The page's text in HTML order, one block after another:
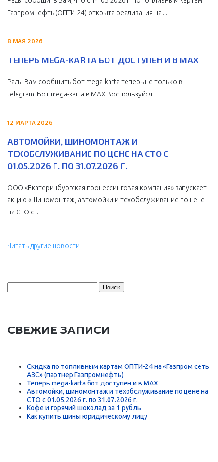
Газпромнефть (ОПТИ-24) открыта реализация на ...
8 МАЯ 2026
ТЕПЕРЬ MEGA-KARTA БОТ ДОСТУПЕН И В MAX
Рады Вам сообщить бот mega-karta теперь не только в
telegram. Бот mega-karta в МАХ Воспользуйся ...
12 МАРТА 2026
АВТОМОЙКИ, ШИНОМОНТАЖ И
ТЕХОБСЛУЖИВАНИЕ ПО ЦЕНЕ НА СТО С
01.05.2026 Г. ПО 31.07.2026 Г.
ООО «Екатеринбургская процессинговая компания» запускает
акцию «Шиномонтаж, автомойки и техобслуживание по цене
на СТО с ...
Читать другие новости
СВЕЖИЕ ЗАПИСИ
Скидка по топливным картам ОПТИ-24 на «Газпром сеть
АЗС» (партнер Газпромнефть)
Теперь mega-karta бот доступен и в MAX
Автомойки, шиномонтаж и техобслуживание по цене на
СТО с 01.05.2026 г. по 31.07.2026 г.
Кофе и горячий шоколад за 1 рубль
Как купить шины юридическому лицу